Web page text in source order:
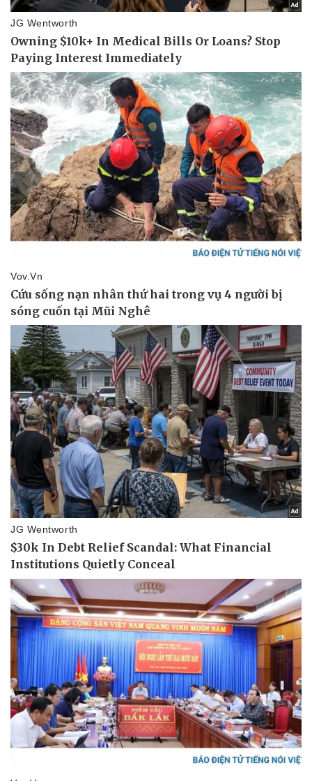
Sức khỏe
Dinh dưỡng - món ngon
Nhi khoa
Nam khoa
Làm đẹp - giảm cân
Ăn sạch sống khỏe
Đời sống
Nhà đẹp